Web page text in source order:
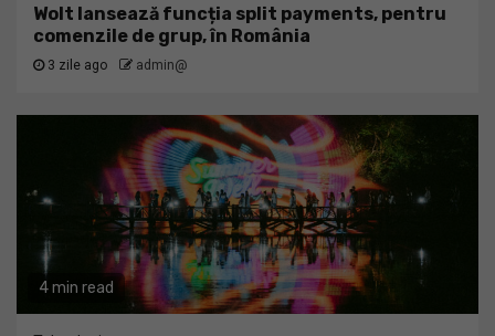
Wolt lansează funcția split payments, pentru
comenzile de grup, în România
3 zile ago admin@
4 min read